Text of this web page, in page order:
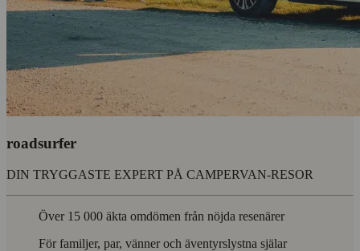
roadsurfer
DIN TRYGGASTE EXPERT PÅ CAMPERVAN-RESOR
Över 15 000 äkta omdömen från nöjda resenärer
För familjer, par, vänner och äventyrslystna själar